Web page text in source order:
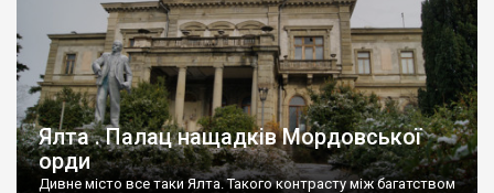
Ялта . Палац нащадків Мордовської
орди
Дивне місто все таки Ялта. Такого контрасту між багатством